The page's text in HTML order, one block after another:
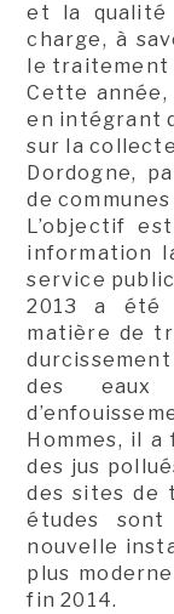
et la
charge, à
le traitement
Cette année,
en intégrant
sur la
Dordogne,
de
L’objectif
information
service
2013 a été
matière de
des
Hommes, il
des jus
des sites de
études
nouvelle
plus
fin 2014.